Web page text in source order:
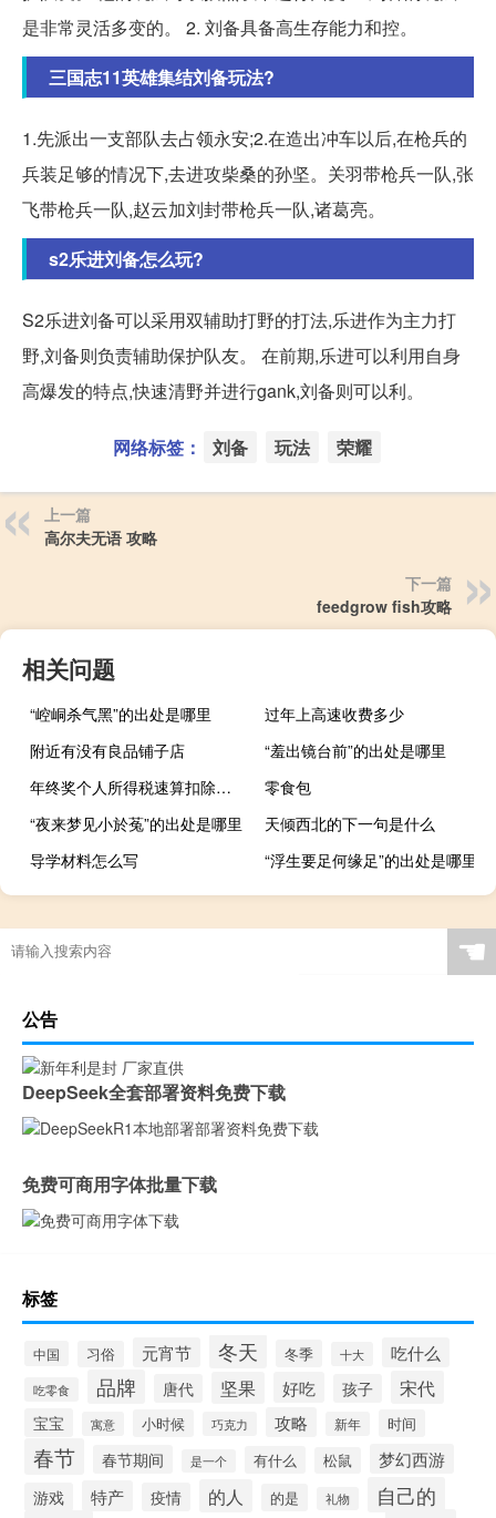
是非常灵活多变的。 2. 刘备具备高生存能力和控。
三国志11英雄集结刘备玩法?
1.先派出一支部队去占领永安;2.在造出冲车以后,在枪兵的
兵装足够的情况下,去进攻柴桑的孙坚。关羽带枪兵一队,张
飞带枪兵一队,赵云加刘封带枪兵一队,诸葛亮。
s2乐进刘备怎么玩?
S2乐进刘备可以采用双辅助打野的打法,乐进作为主力打
野,刘备则负责辅助保护队友。 在前期,乐进可以利用自身
高爆发的特点,快速清野并进行gank,刘备则可以利。
网络标签： 刘备 玩法 荣耀
上一篇
高尔夫无语 攻略
下一篇
feedgrow fish攻略
相关问题
“崆峒杀气黑”的出处是哪里
过年上高速收费多少
附近有没有良品铺子店
“羞出镜台前”的出处是哪里
年终奖个人所得税速算扣除数计算器（年终奖个人所得税速算扣除数怎么计算）
零食包
“夜来梦见小於菟”的出处是哪里
天倾西北的下一句是什么
导学材料怎么写
“浮生要足何缘足”的出处是哪里
☚
公告
DeepSeek全套部署资料免费下载
免费可商用字体批量下载
标签
中国 习俗 元宵节 冬天 冬季 十大 吃什么
吃零食 品牌 唐代 坚果 好吃 孩子 宋代
宝宝 寓意 小时候 巧克力 攻略 新年 时间
春节 春节期间 是一个 有什么 松鼠 梦幻西游
游戏 特产 疫情 的人 的是 礼物 自己的